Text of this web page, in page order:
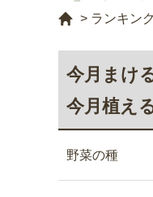
> ランキン
今月まけ
今月植え
野菜の種